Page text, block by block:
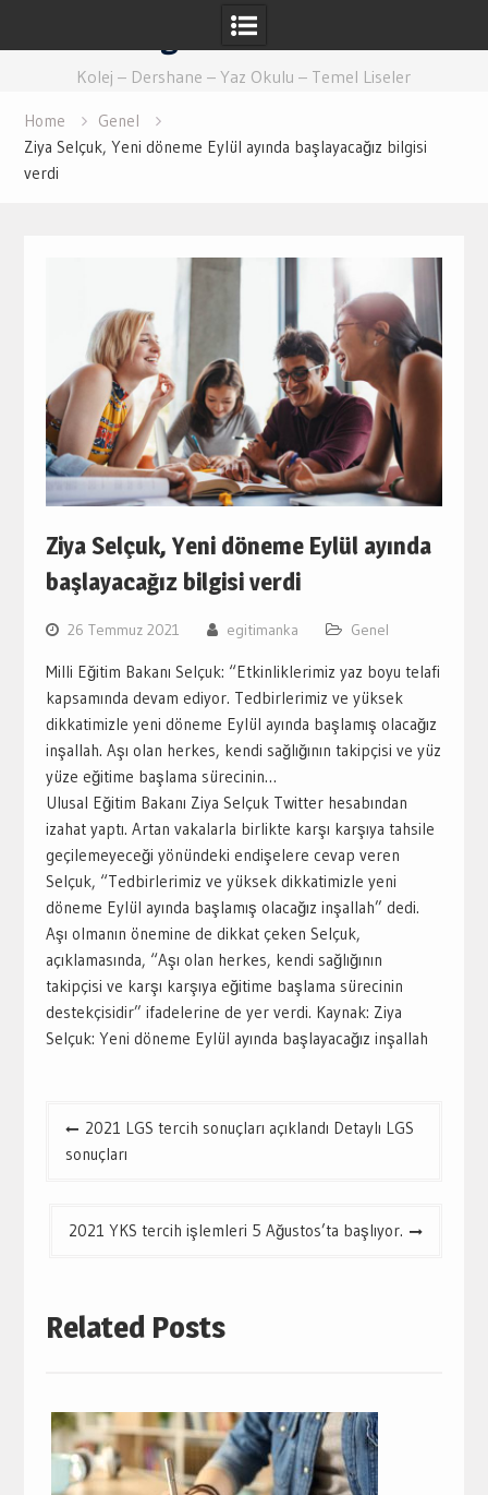
Eğitim Ankara
Kolej – Dershane – Yaz Okulu – Temel Liseler
Home
Genel
Ziya Selçuk, Yeni döneme Eylül ayında başlayacağız bilgisi
verdi
Ziya Selçuk, Yeni döneme Eylül ayında
başlayacağız bilgisi verdi
26 Temmuz 2021 egitimanka Genel
Milli Eğitim Bakanı Selçuk: “Etkinliklerimiz yaz boyu telafi
kapsamında devam ediyor. Tedbirlerimiz ve yüksek
dikkatimizle yeni döneme Eylül ayında başlamış olacağız
inşallah. Aşı olan herkes, kendi sağlığının takipçisi ve yüz
yüze eğitime başlama sürecinin…
Ulusal Eğitim Bakanı Ziya Selçuk Twitter hesabından
izahat yaptı. Artan vakalarla birlikte karşı karşıya tahsile
geçilemeyeceği yönündeki endişelere cevap veren
Selçuk, “Tedbirlerimiz ve yüksek dikkatimizle yeni
döneme Eylül ayında başlamış olacağız inşallah” dedi.
Aşı olmanın önemine de dikkat çeken Selçuk,
açıklamasında, “Aşı olan herkes, kendi sağlığının
takipçisi ve karşı karşıya eğitime başlama sürecinin
destekçisidir” ifadelerine de yer verdi. Kaynak: Ziya
Selçuk: Yeni döneme Eylül ayında başlayacağız inşallah
gezinmesi
2021 LGS tercih sonuçları açıklandı Detaylı LGS
sonuçları
2021 YKS tercih işlemleri 5 Ağustos’ta başlıyor.
Related Posts